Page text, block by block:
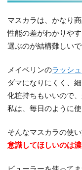
マスカラは、かなり
性能の差がわかりやす
選ぶのが結構難しいで
メイベリンのラッシ
ダマになりにくく、
化粧持ちもいいので、
私は、毎日のように使
そんなマスカラの使い
意識してほしいのは